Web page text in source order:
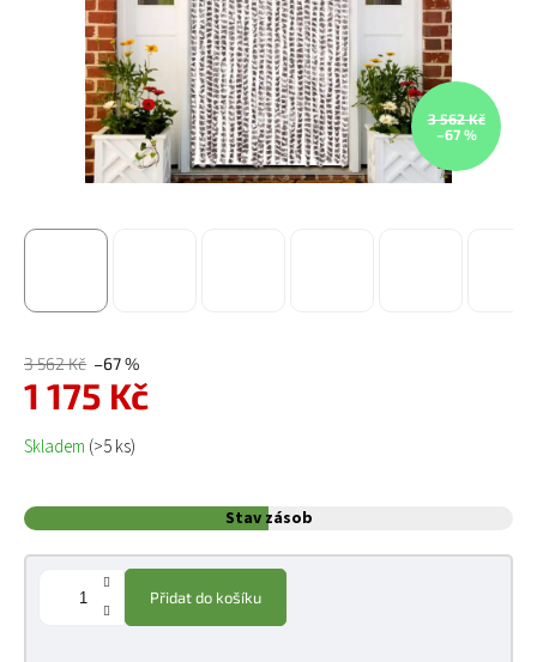
3 562 Kč
–67 %
3 562 Kč –67 %
1 175 Kč
Měrná cena:
Skladem (>5 ks)
Stav zásob
Přidat do košíku